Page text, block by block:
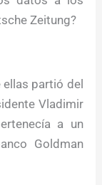
Zeitung?
partió del
Vladimir
a un
Goldman